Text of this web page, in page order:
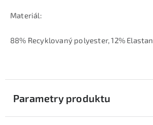
Materiál:
88% Recyklovaný polyester, 12% Elastan
Parametry produktu